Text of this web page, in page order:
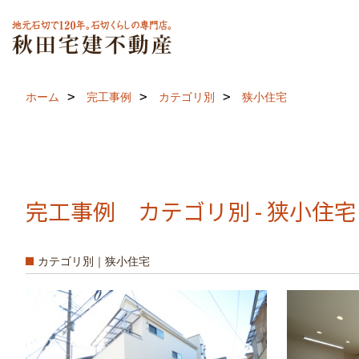
ホーム 完工事例 カテゴリ別 狭小住宅
完工事例 カテゴリ別 - 狭小住宅
カテゴリ別｜狭小住宅